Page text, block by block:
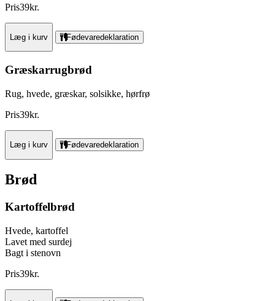
Pris39kr.
Læg i kurv Fødevaredeklaration
Græskarrugbrød
Rug, hvede, græskar, solsikke, hørfrø
Pris39kr.
Læg i kurv Fødevaredeklaration
Brød
Kartoffelbrød
Hvede, kartoffel
Lavet med surdej
Bagt i stenovn
Pris39kr.